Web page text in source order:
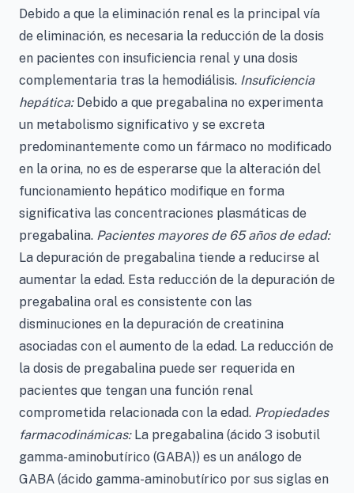
Debido a que la eliminación renal es la principal vía
de eliminación, es necesaria la reducción de la dosis
en pacientes con insuficiencia renal y una dosis
complementaria tras la hemodiálisis. Insuficiencia
hepática:Debido a que pregabalina no experimenta
un metabolismo significativo y se excreta
predominantemente como un fármaco no modificado
en la orina, no es de esperarse que la alteración del
funcionamiento hepático modifique en forma
significativa las concentraciones plasmáticas de
pregabalina. Pacientes mayores de 65 años de edad:
La depuración de pregabalina tiende a reducirse al
aumentar la edad. Esta reducción de la depuración de
pregabalina oral es consistente con las
disminuciones en la depuración de creatinina
asociadas con el aumento de la edad. La reducción de
la dosis de pregabalina puede ser requerida en
pacientes que tengan una función renal
comprometida relacionada con la edad. Propiedades
farmacodinámicas: La pregabalina (ácido 3 isobutil
gamma-aminobutírico (GABA)) es un análogo de
GABA (ácido gamma-aminobutírico por sus siglas en